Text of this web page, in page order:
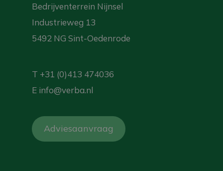
Bedrijventerrein Nijnsel
Industrieweg 13
5492 NG Sint-Oedenrode
T +31 (0)413 474036
E info@verba.nl
Adviesaanvraag